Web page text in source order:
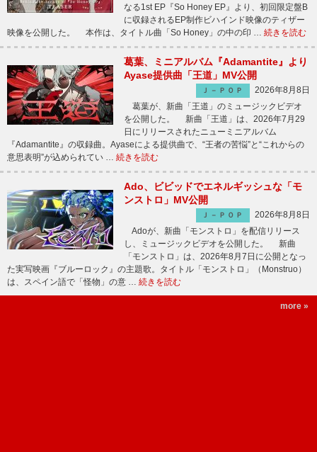
なる1st EP『So Honey EP』より、初回限定盤B
に収録されるEP制作ビハインド映像のティザー
映像を公開した。 本作は、タイトル曲「So Honey」の中の印 … 続きを読む
葛葉、ミニアルバム『Adamantite』より
Ayase提供曲「王道」MV公開
Ｊ－ＰＯＰ
2026年8月8日
葛葉が、新曲「王道」のミュージックビデオ
を公開した。 新曲「王道」は、2026年7月29
日にリリースされたニューミニアルバム
『Adamantite』の収録曲。Ayaseによる提供曲で、“王者の苦悩”と“これからの
意思表明”が込められてい … 続きを読む
Ado、ビビッドでエネルギッシュな「モ
ンストロ」MV公開
Ｊ－ＰＯＰ
2026年8月8日
Adoが、新曲「モンストロ」を配信リリース
し、ミュージックビデオを公開した。 新曲
「モンストロ」は、2026年8月7日に公開となっ
た実写映画『ブルーロック』の主題歌。タイトル「モンストロ」（Monstruo）
は、スペイン語で「怪物」の意 … 続きを読む
more »